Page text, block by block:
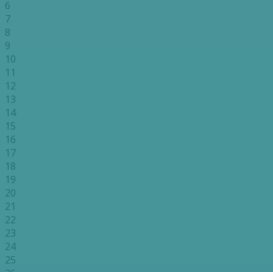
6
7
8
9
10
11
12
13
14
15
16
17
18
19
20
21
22
23
24
25